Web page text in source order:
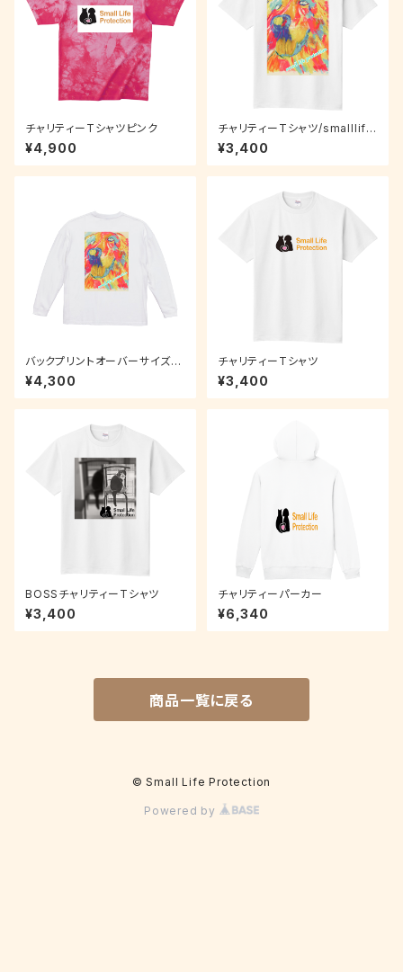
チャリティーTシャツピンク
¥4,900
チャリティーTシャツ/smalllife
protection/PETS
¥3,400
バックプリントオーバーサイズロ
ンT
¥4,300
チャリティーTシャツ
¥3,400
BOSSチャリティーTシャツ
¥3,400
チャリティーパーカー
¥6,340
商品一覧に戻る
© Small Life Protection
Powered by